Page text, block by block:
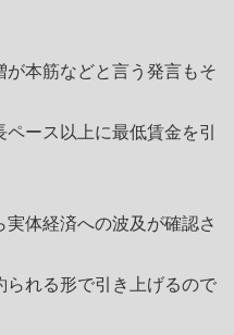
本筋などと言う発言もそ
ース以上に最低賃金を引
体経済への波及が確認さ
られる形で引き上げるので